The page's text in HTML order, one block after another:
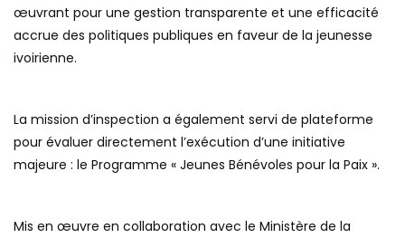
œuvrant pour une gestion transparente et une efficacité
accrue des politiques publiques en faveur de la jeunesse
ivoirienne.
La mission d’inspection a également servi de plateforme
pour évaluer directement l’exécution d’une initiative
majeure : le Programme « Jeunes Bénévoles pour la Paix ».
Mis en œuvre en collaboration avec le Ministère de la